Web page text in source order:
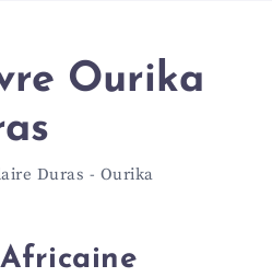
Ourika
Duras - Ourika